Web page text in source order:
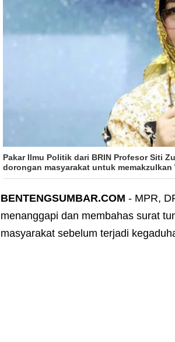
Pakar Ilmu Politik dari BRIN Profesor Siti
dorongan masyarakat untuk
BENTENGSUMBAR.COM - MPR,
menanggapi dan membahas surat
masyarakat sebelum terjadi